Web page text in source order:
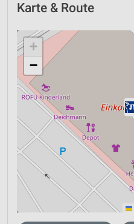
Karte & Route
+
−